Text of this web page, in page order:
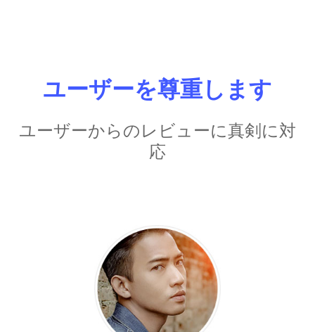
ユーザーを尊重します
ユーザーからのレビューに真剣に対
応